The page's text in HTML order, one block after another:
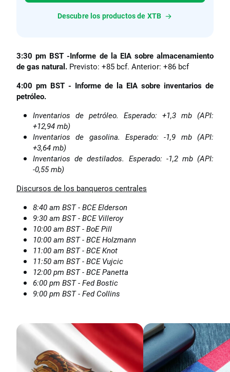
Descubre los productos de XTB
3:30 pm BST -Informe de la EIA sobre almacenamiento
de gas natural. Previsto: +85 bcf. Anterior: +86 bcf
4:00 pm BST - Informe de la EIA sobre inventarios de
petróleo.
Inventarios de petróleo. Esperado: +1,3 mb (API:
+12,94 mb)
Inventarios de gasolina. Esperado: -1,9 mb (API:
+3,64 mb)
Inventarios de destilados. Esperado: -1,2 mb (API:
-0,55 mb)
Discursos de los banqueros centrales
8:40 am BST - BCE Elderson
9:30 am BST - BCE Villeroy
10:00 am BST - BoE Pill
10:00 am BST - BCE Holzmann
11:00 am BST - BCE Knot
11:50 am BST - BCE Vujcic
12:00 pm BST - BCE Panetta
6:00 pm BST - Fed Bostic
9:00 pm BST - Fed Collins